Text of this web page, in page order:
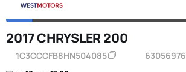
2017 CHRYSLER 200
1C3CCCFB8HN504085 63056976